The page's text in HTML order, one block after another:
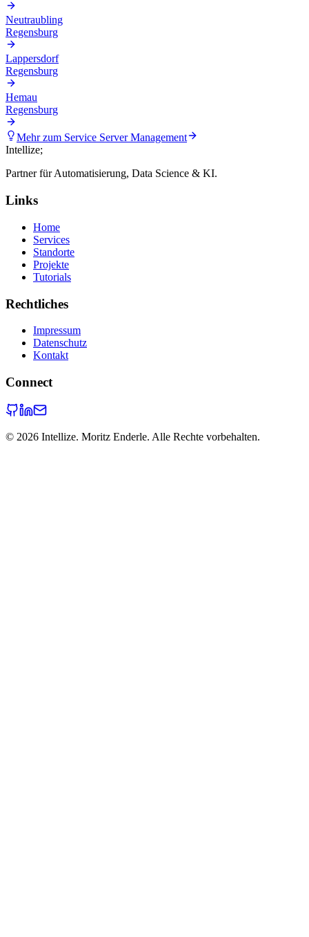
Neutraubling
Regensburg
Lappersdorf
Regensburg
Hemau
Regensburg
Mehr zum Service Server Management
Intellize;
Partner für Automatisierung, Data Science & KI.
Links
Home
Services
Standorte
Projekte
Tutorials
Rechtliches
Impressum
Datenschutz
Kontakt
Connect
© 2026 Intellize. Moritz Enderle. Alle Rechte vorbehalten.